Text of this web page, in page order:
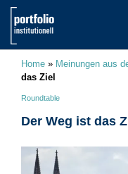
Home » Meinungen aus
das Ziel
Roundtable
Der Weg ist das